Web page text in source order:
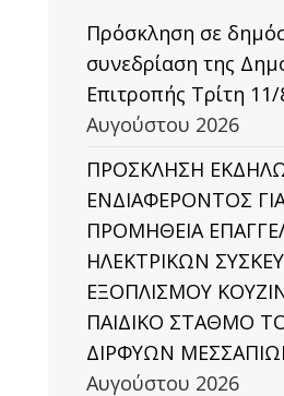
Πρόσκληση σε
συνεδρίαση της
Επιτροπής Τρίτη
Αυγούστου 2026
ΠΡΟΣΚΛΗΣΗ
ΕΝΔΙΑΦΕΡΟΝΤΟΣ
ΠΡΟΜΗΘΕΙΑ
ΗΛΕΚΤΡΙΚΩΝ
ΕΞΟΠΛΙΣΜΟΥ
ΠΑΙΔΙΚΟ ΣΤΑΘΜΟ
ΔΙΡΦΥΩΝ
Αυγούστου 2026